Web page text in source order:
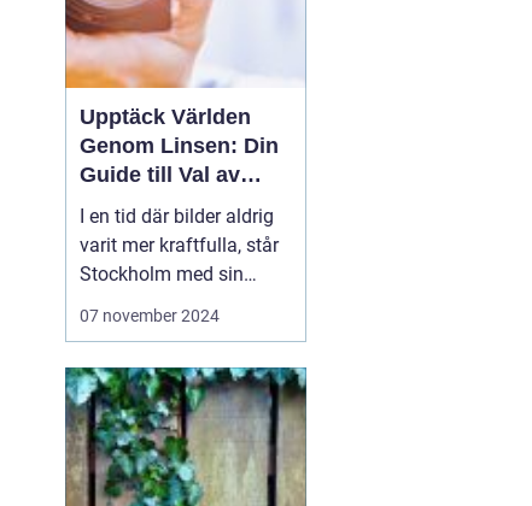
Upptäck Världen
Genom Linsen: Din
Guide till Val av
Fotograf i
Stockholm
I en tid där bilder aldrig
varit mer kraftfulla, står
Stockholm med sin
skiftande natur och
fotokonsten. Vare sig det
gäller livets stora
ögonblick, som bröllop
eller födel...
07 november 2024